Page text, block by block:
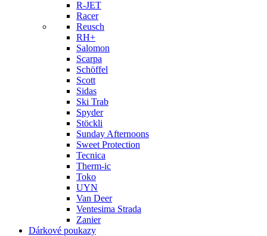
R-JET
Racer
Reusch
RH+
Salomon
Scarpa
Schöffel
Scott
Sidas
Ski Trab
Spyder
Stöckli
Sunday Afternoons
Sweet Protection
Tecnica
Therm-ic
Toko
UYN
Van Deer
Ventesima Strada
Zanier
Dárkové poukazy